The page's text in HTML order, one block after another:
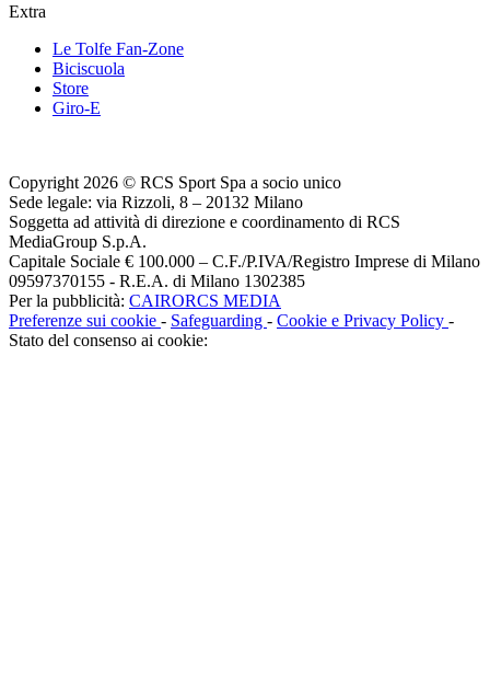
Extra
Le Tolfe Fan-Zone
Biciscuola
Store
Giro-E
Copyright 2026 © RCS Sport Spa a socio unico
Sede legale: via Rizzoli, 8 – 20132 Milano
Soggetta ad attività di direzione e coordinamento di RCS
MediaGroup S.p.A.
Capitale Sociale € 100.000 – C.F./P.IVA/Registro Imprese di Milano
09597370155 - R.E.A. di Milano 1302385
Per la pubblicità: CAIRORCS MEDIA
Preferenze sui cookie - Safeguarding - Cookie e Privacy Policy -
Stato del consenso ai cookie: